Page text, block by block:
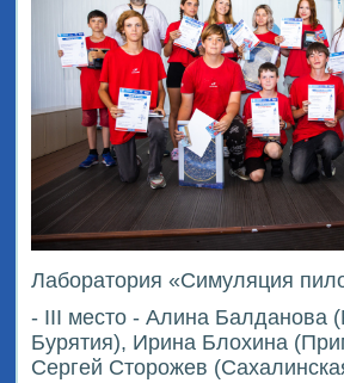
Лаборатория «Симуляция
- III место - Алина Балданова
Бурятия), Ирина Блохина
Сергей Сторожев